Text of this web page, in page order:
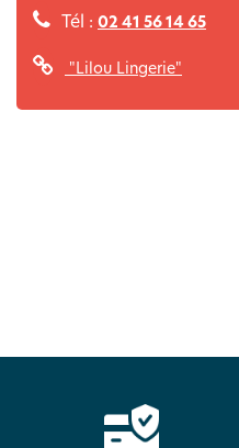
Tél : 02 41 56 14 65
"Lilou Lingerie"